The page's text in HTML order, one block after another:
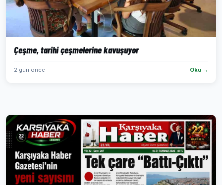
Çeşme, tarihi çeşmelerine kavuşuyor
2 gün önce Oku →